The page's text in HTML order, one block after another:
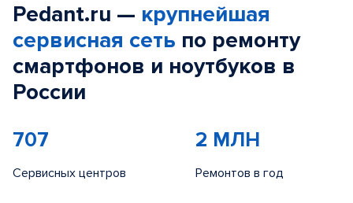
Pedant.ru — крупнейшая
сервисная сеть по ремонту
смартфонов и ноутбуков в
России
707
Сервисных центров
2 МЛН
Ремонтов в год